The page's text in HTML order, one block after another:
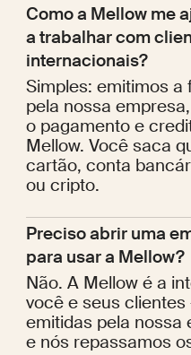
Como a Mellow me
a trabalhar com
internacionais?
Simples: emitimos
pela nossa
o pagamento e
Mellow. Você saca
cartão, conta
ou cripto.
Preciso abrir uma
para usar a Mellow?
Não. A Mellow é a
você e seus
emitidas pela nossa
e nós repassamos